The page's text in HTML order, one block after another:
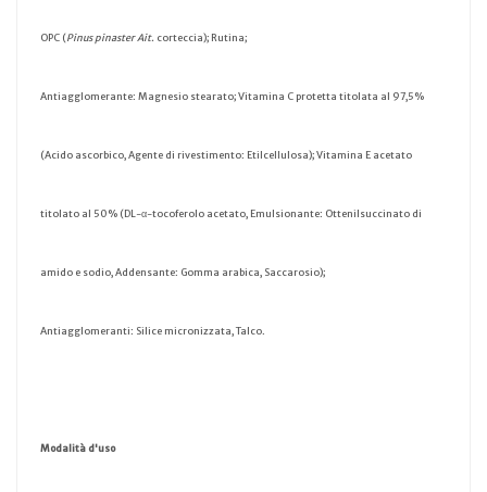
OPC (Pinus pinaster Ait. corteccia); Rutina;
Antiagglomerante: Magnesio stearato; Vitamina C protetta titolata al 97,5%
(Acido ascorbico, Agente di rivestimento: Etilcellulosa); Vitamina E acetato
titolato al 50% (DL-α-tocoferolo acetato, Emulsionante: Ottenilsuccinato di
amido e sodio, Addensante: Gomma arabica, Saccarosio);
Antiagglomeranti: Silice micronizzata, Talco.
Modalità d'uso